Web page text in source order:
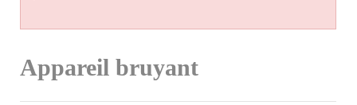
Appareil bruyant